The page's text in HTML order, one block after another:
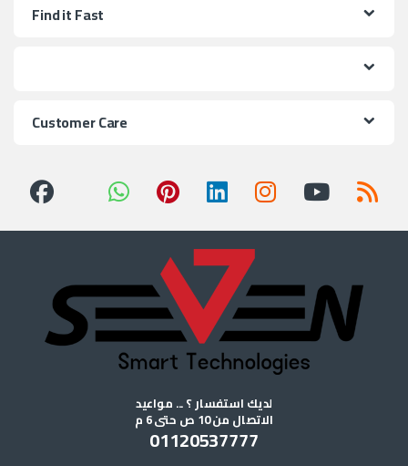
Find it Fast
Customer Care
لديك استفسار ؟ ... مواعيد
الاتصال من 10 ص حتى 6 م
01120537777